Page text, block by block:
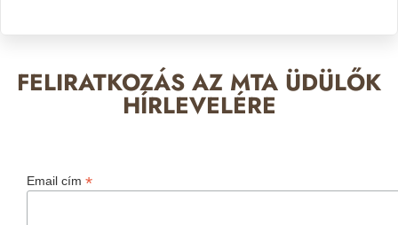
FELIRATKOZÁS AZ MTA ÜDÜLŐK
HÍRLEVELÉRE
Email cím *